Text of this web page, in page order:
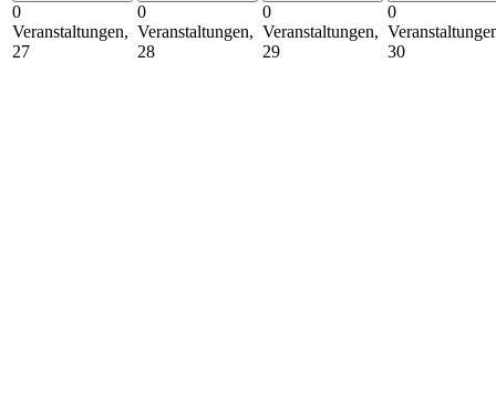
0
Veranstaltungen,
27
0
Veranstaltungen,
28
0
Veranstaltungen,
29
0
30